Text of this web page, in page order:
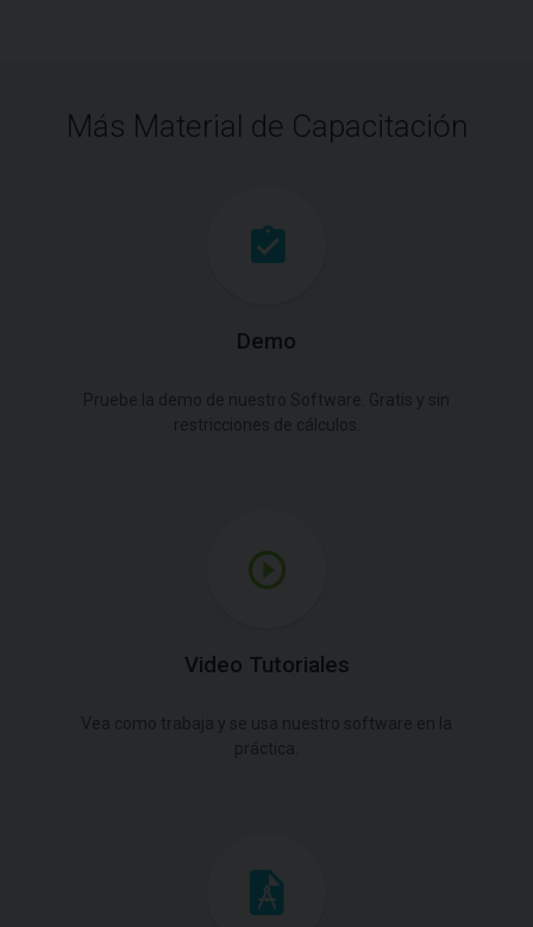
Más Material de Capacitación
Demo
Pruebe la demo de nuestro Software. Gratis y sin
restricciones de cálculos.
Video Tutoriales
Vea como trabaja y se usa nuestro software en la
práctica.